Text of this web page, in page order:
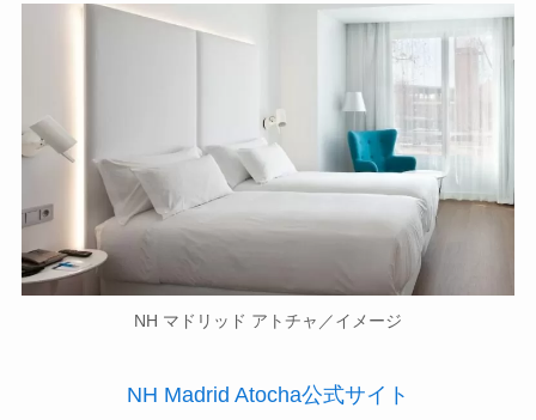
NH マドリッド アトチャ／イメージ
NH Madrid Atocha公式サイト